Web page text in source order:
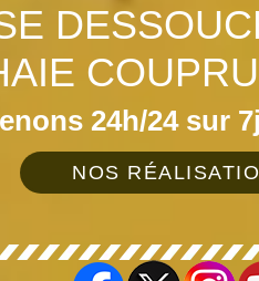
24h/24 sur
NOS